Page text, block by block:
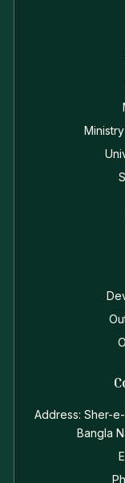
Address: Sher-
Bangla